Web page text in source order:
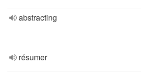
abstracting
résumer